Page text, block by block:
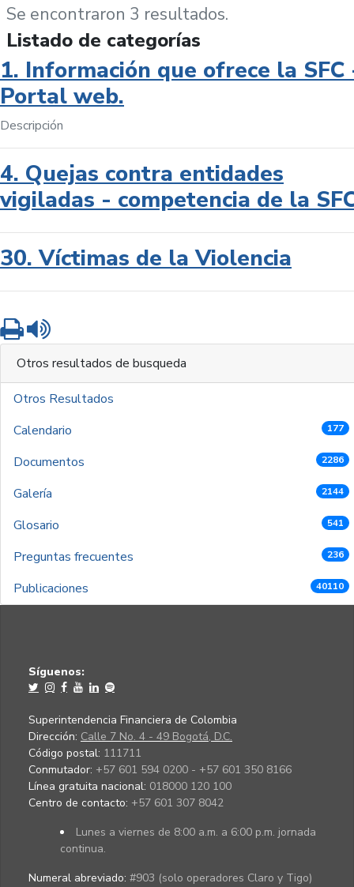
Se encontraron 3 resultados.
Listado de categorías
1. Información que ofrece la SFC
Portal web.
Descripción
4. Quejas contra entidades
vigiladas - competencia de la
30. Víctimas de la Violencia
Imprimir
Otros resultados de busqueda
Otros Resultados
Calendario
177
Documentos 2286
Galería 2144
Glosario 541
Preguntas frecuentes 236
Publicaciones 40110
Síguenos:
Superintendencia Financiera de Colombia
Dirección: Calle 7 No. 4 - 49 Bogotá, D.C.
Código postal: 111711
Conmutador: +57 601 594 0200 - +57 601 350 8166
Línea gratuita nacional: 018000 120 100
Centro de contacto: +57 601 307 8042
Lunes a viernes de 8:00 a.m. a 6:00 p.m. jornada
continua.
Numeral abreviado: #903 (solo operadores Claro y Tigo)